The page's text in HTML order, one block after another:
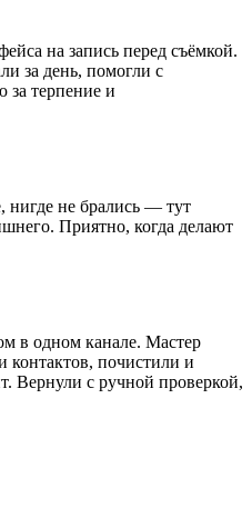
на запись перед съёмкой.
за день, помогли с
за терпение и
нигде не брались — тут
Приятно, когда делают
в одном канале. Мастер
контактов, почистили и
Вернули с ручной проверкой,